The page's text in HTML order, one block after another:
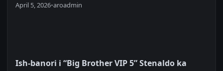
April 5, 2026•aroadmin
Ish-banori i “Big Brother VIP 5” Stenaldo ka